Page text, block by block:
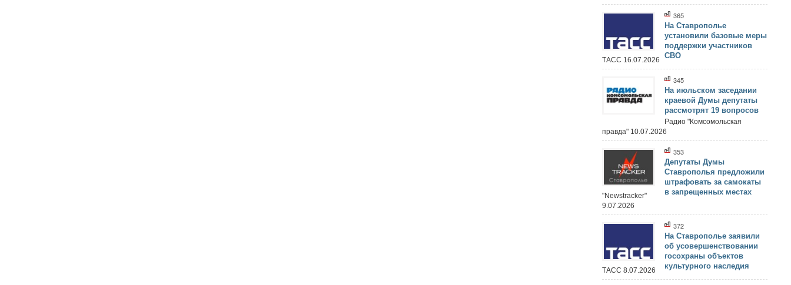
365
На Ставрополье
установили базовые меры
поддержки участников
СВО
ТАСС 16.07.2026
345
На июльском заседании
краевой Думы депутаты
рассмотрят 19 вопросов
Радио "Комсомольская
правда" 10.07.2026
353
Депутаты Думы
Ставрополья предложили
штрафовать за самокаты
в запрещенных местах
"Newstracker"
9.07.2026
372
На Ставрополье заявили
об усовершенствовании
госохраны объектов
культурного наследия
ТАСС 8.07.2026